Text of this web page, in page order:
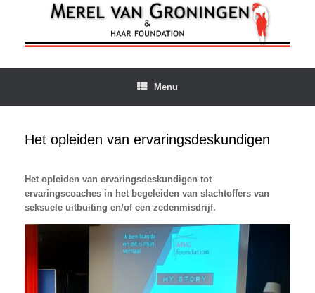
inhoud
Menu
Het opleiden van ervaringsdeskundigen
Het opleiden van ervaringsdeskundigen tot
ervaringscoaches in het begeleiden van slachtoffers van
seksuele uitbuiting en/of een zedenmisdrijf.